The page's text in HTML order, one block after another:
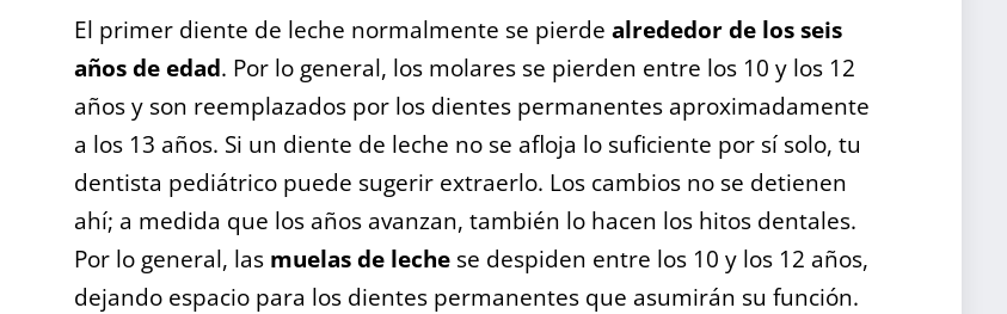
El primer diente de leche normalmente se pierde alrededor de los seis
años de edad. Por lo general, los molares se pierden entre los 10 y los 12
años y son reemplazados por los dientes permanentes aproximadamente
a los 13 años. Si un diente de leche no se afloja lo suficiente por sí solo, tu
dentista pediátrico puede sugerir extraerlo. Los cambios no se detienen
ahí; a medida que los años avanzan, también lo hacen los hitos dentales.
Por lo general, las muelas de lechese despiden entre los 10 y los 12 años,
dejando espacio para los dientes permanentes que asumirán su función.